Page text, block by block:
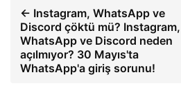
← Instagram, WhatsApp ve
Discord çöktü mü? Instagram,
WhatsApp ve Discord neden
açılmıyor? 30 Mayıs'ta
WhatsApp'a giriş sorunu!